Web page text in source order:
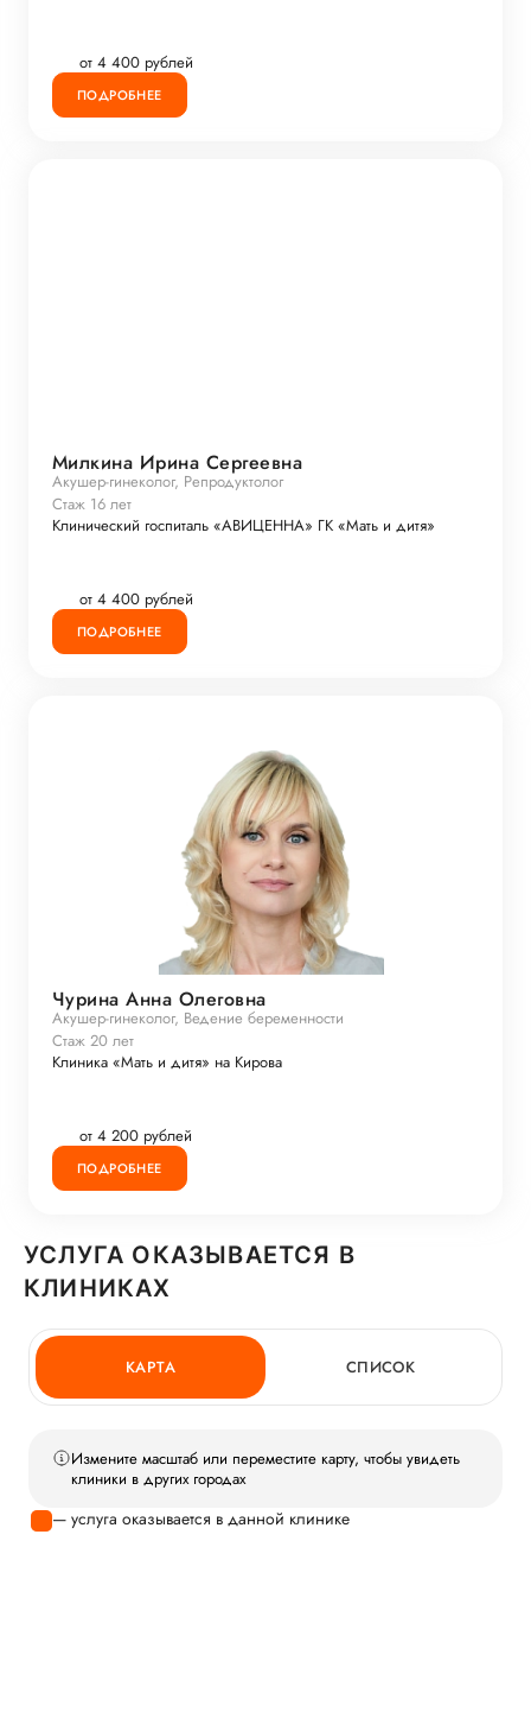
от 4 400 рублей
ПОДРОБНЕЕ
Милкина Ирина Сергеевна
Акушер-гинеколог, Репродуктолог
Стаж 16 лет
Клинический госпиталь «АВИЦЕННА» ГК «Мать и дитя»
от 4 400 рублей
ПОДРОБНЕЕ
Чурина Анна Олеговна
Акушер-гинеколог, Ведение беременности
Стаж 20 лет
Клиника «Мать и дитя» на Кирова
от 4 200 рублей
ПОДРОБНЕЕ
УСЛУГА ОКАЗЫВАЕТСЯ В
КЛИНИКАХ
КАРТА СПИСОК
Измените масштаб или переместите карту, чтобы увидеть
клиники в других городах
— услуга оказывается в данной клинике